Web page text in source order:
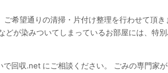
希望通りの清掃・片付け整理を行わせて頂
が染みついてしまっているお部屋には、特
回収.net にご相談ください。 ごみの専門家